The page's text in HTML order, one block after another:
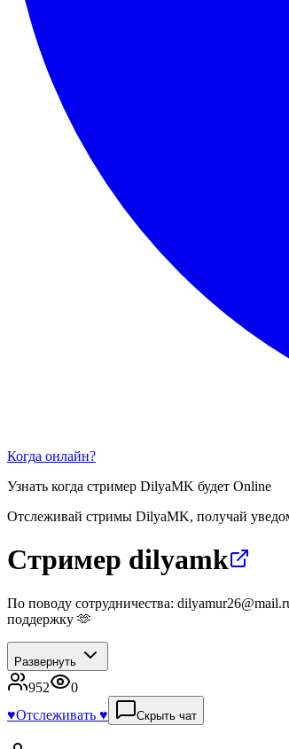
Когда онлайн?
Узнать когда стример DilyaMK будет Online
Отслеживай стримы DilyaMK, получай
Стример dilyamk
По поводу сотрудничества:
поддержку 🫶
Развернуть
952
0
♥️Отслеживать ♥️ Скрыть чат